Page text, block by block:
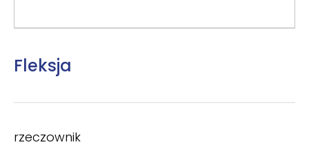
Fleksja
rzeczownik